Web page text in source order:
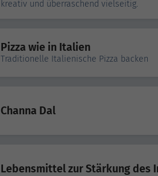
kreativ und überraschend vielseitig.
Pizza wie in Italien
Traditionelle Italienische Pizza backen
Channa Dal
Lebensmittel zur Stärkung des